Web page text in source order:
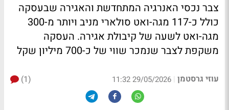
צבר נכסי האנרגיה המתחדשת והאגירה שבעסקה
כולל כ-117 מגה-ואט סולארי מניב ויותר מ-300
מגה-ואט לשעה של קיבולת אגירה. העסקה
משקפת לצבר שנמכר שווי של כ-700 מיליון שקל
עוזי גרסטמן |
29/05/2026 11:32
(1)